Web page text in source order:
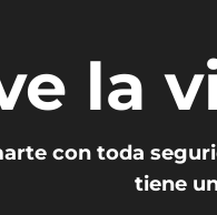
la
con toda
tiene